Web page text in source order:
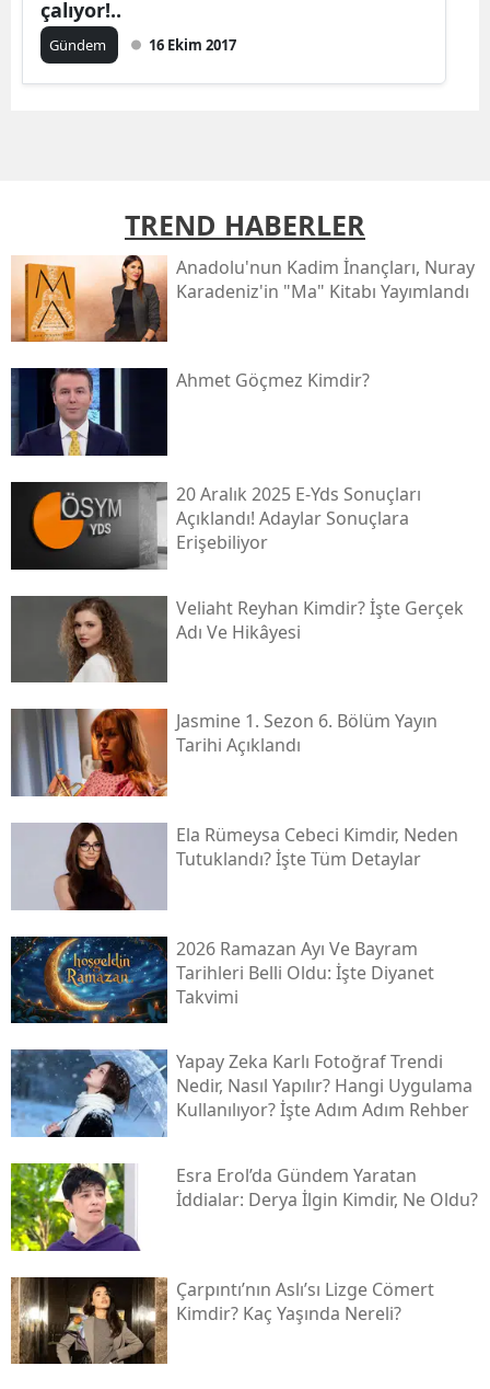
çalıyor!..
Gündem 16 Ekim 2017
TREND HABERLER
Anadolu'nun Kadim İnançları, Nuray
Karadeniz'in "ma" Kitabı Yayımlandı
Ahmet Göçmez Kimdir?
20 Aralık 2025 E-Yds Sonuçları
Açıklandı! Adaylar Sonuçlara
Erişebiliyor
Veliaht Reyhan Kimdir? İşte Gerçek
Adı Ve Hikâyesi
Jasmine 1. Sezon 6. Bölüm Yayın
Tarihi Açıklandı
Ela Rümeysa Cebeci Kimdir, Neden
Tutuklandı? İşte Tüm Detaylar
2026 Ramazan Ayı Ve Bayram
Tarihleri Belli Oldu: İşte Diyanet
Takvimi
Yapay Zeka Karlı Fotoğraf Trendi
Nedir, Nasıl Yapılır? Hangi Uygulama
Kullanılıyor? İşte Adım Adım Rehber
Esra Erol’da Gündem Yaratan
İddialar: Derya İlgin Kimdir, Ne Oldu?
Çarpıntı’nın Aslı’sı Lizge Cömert
Kimdir? Kaç Yaşında Nereli?